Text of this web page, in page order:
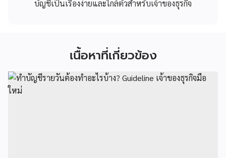
บัญชีเป็นเรื่องง่ายและใกล้ตัวสำหรับเจ้าของธุรกิจ
เนื้อหาที่เกี่ยวข้อง